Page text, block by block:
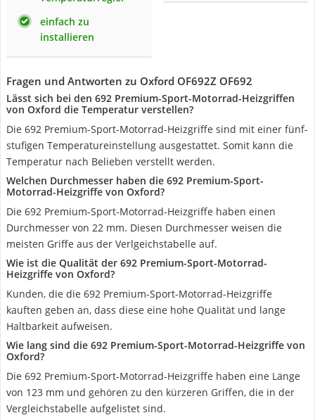
einfach zu
installieren
Fragen und Antworten zu Oxford OF692Z OF692
Lässt sich bei den 692 Premium-Sport-Motorrad-Heizgriffen
von Oxford die Temperatur verstellen?
Die 692 Premium-Sport-Motorrad-Heizgriffe sind mit einer fünf-
stufigen Temperatureinstellung ausgestattet. Somit kann die
Temperatur nach Belieben verstellt werden.
Welchen Durchmesser haben die 692 Premium-Sport-
Motorrad-Heizgriffe von Oxford?
Die 692 Premium-Sport-Motorrad-Heizgriffe haben einen
Durchmesser von 22 mm. Diesen Durchmesser weisen die
meisten Griffe aus der Verlgeichstabelle auf.
Wie ist die Qualität der 692 Premium-Sport-Motorrad-
Heizgriffe von Oxford?
Kunden, die die 692 Premium-Sport-Motorrad-Heizgriffe
kauften geben an, dass diese eine hohe Qualität und lange
Haltbarkeit aufweisen.
Wie lang sind die 692 Premium-Sport-Motorrad-Heizgriffe von
Oxford?
Die 692 Premium-Sport-Motorrad-Heizgriffe haben eine Länge
von 123 mm und gehören zu den kürzeren Griffen, die in der
Vergleichstabelle aufgelistet sind.